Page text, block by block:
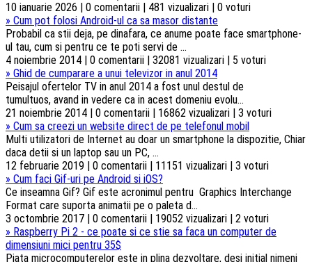
10 ianuarie 2026 | 0 comentarii | 481 vizualizari | 0 voturi
» Cum pot folosi Android-ul ca sa masor distante
Probabil ca stii deja, pe dinafara, ce anume poate face smartphone-
ul tau, cum si pentru ce te poti servi de ...
4 noiembrie 2014 | 0 comentarii | 32081 vizualizari | 5 voturi
» Ghid de cumparare a unui televizor in anul 2014
Peisajul ofertelor TV in anul 2014 a fost unul destul de
tumultuos, avand in vedere ca in acest domeniu evolu...
21 noiembrie 2014 | 0 comentarii | 16862 vizualizari | 3 voturi
» Cum sa creezi un website direct de pe telefonul mobil
Multi utilizatori de Internet au doar un smartphone la dispozitie, Chiar
daca detii si un laptop sau un PC, ...
12 februarie 2019 | 0 comentarii | 11151 vizualizari | 3 voturi
» Cum faci Gif-uri pe Android si iOS?
Ce inseamna Gif? Gif este acronimul pentru Graphics Interchange
Format care suporta animatii pe o paleta d...
3 octombrie 2017 | 0 comentarii | 19052 vizualizari | 2 voturi
» Raspberry Pi 2 - ce poate si ce stie sa faca un computer de
dimensiuni mici pentru 35$
Piata microcomputerelor este in plina dezvoltare, desi initial nimeni